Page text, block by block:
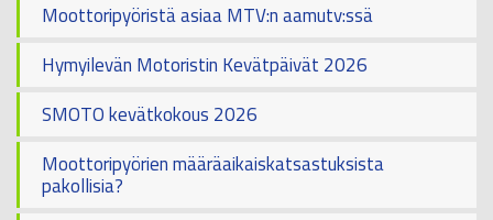
Moottoripyöristä asiaa MTV:n aamutv:ssä
Hymyilevän Motoristin Kevätpäivät 2026
SMOTO kevätkokous 2026
Moottoripyörien määräaikaiskatsastuksista
pakollisia?